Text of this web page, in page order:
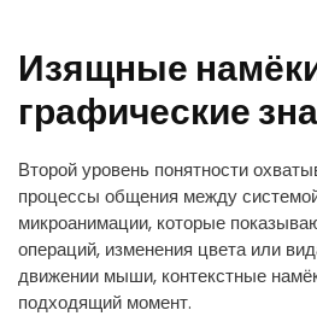
Изящные
графические
Второй уровень понятности
процессы общения между
микроанимации, которые
операций, изменения цвета или
движении мыши, контекстные
подходящий момент.